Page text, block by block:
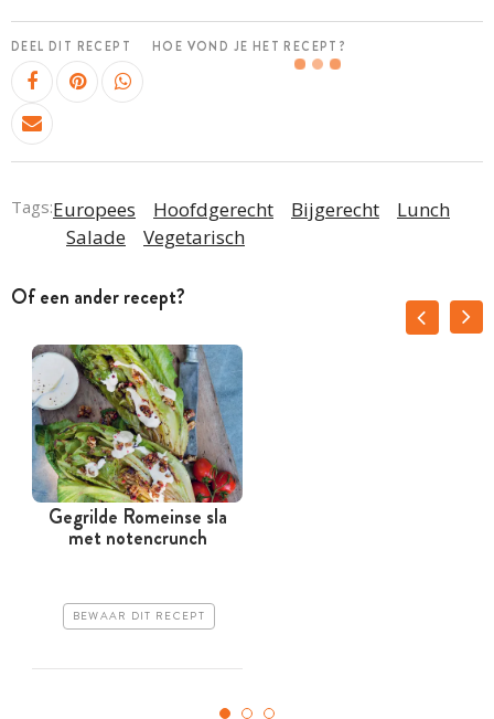
DEEL DIT RECEPT HOE VOND JE HET RECEPT?
Tags:Europees Hoofdgerecht Bijgerecht
Lunch
Salade
Vegetarisch
Of een ander recept?
Gegrilde Romeinse sla
met notencrunch
BEWAAR DIT RECEPT